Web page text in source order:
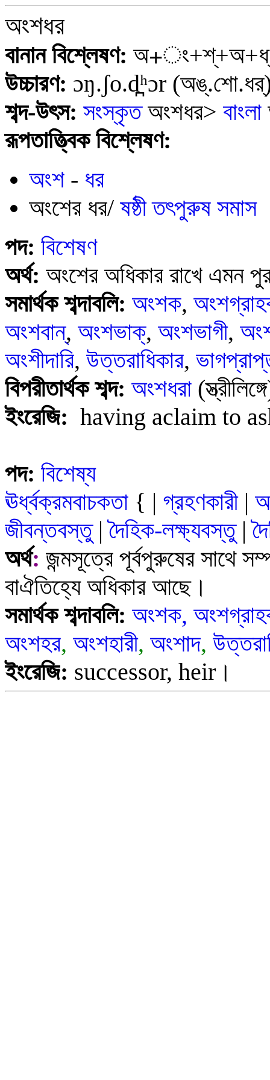
অংশধর
বানান বিশ্লেষণ:
উচ্চারণ: ɔŋ.ʃo.d̪ʰɔr
শব্দ-উৎস: সংস্কৃতঅংশধর> বাংলা
রূপতাত্ত্বিক বিশ্লেষণ:
অংশ - ধর
অংশের ধর/ ষষ্ঠী তৎপুরুষ সমাস
পদ: বিশেষণ
অর্থ: অংশের অধিকার রাখে এমন
সমার্থক শব্দাবলি: অংশক,
অংশবান্, অংশভাক্, অংশভাগী,
অংশীদারি, উত্তরাধিকার,
বিপরীতার্থক শব্দ: অংশধরা
ইংরেজি: having aclaim to
পদ: বিশেষ্য
ঊর্ধ্বক্রমবাচকতা { | গ্রহণকারী |
জীবন্তবস্তু |দৈহিক-লক্ষ্যবস্তু |
অর্থ: জন্মসূত্রে পূর্বপুরুষের সাথে
বাঐতিহ্যে অধিকার আছে।
সমার্থক শব্দাবলি: অংশক,
অংশহর, অংশহারী, অংশাদ,
ইংরেজি: successor, heir ।